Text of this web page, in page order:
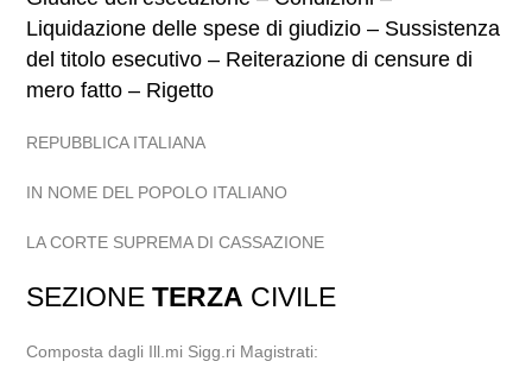
Liquidazione delle spese di giudizio – Sussistenza
del titolo esecutivo – Reiterazione di censure di
mero fatto – Rigetto
REPUBBLICA ITALIANA
IN NOME DEL POPOLO ITALIANO
LA CORTE SUPREMA DI CASSAZIONE
SEZIONETERZA CIVILE
Composta dagli Ill.mi Sigg.ri Magistrati: